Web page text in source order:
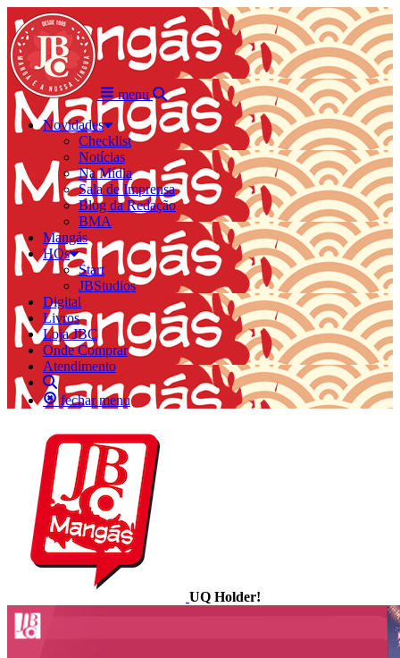
menu
Novidades
Checklist
Notícias
Na Mídia
Sala de Imprensa
Blog da Redação
BMA
Mangás
HQs
Start
JBStudios
Digital
Livros
Loja JBC
Onde Comprar
Atendimento
fechar menu
UQ Holder!